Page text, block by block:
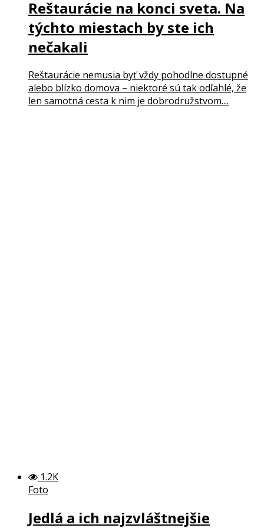
Reštaurácie na konci sveta. Na
týchto miestach by ste ich
nečakali
Reštaurácie nemusia byť vždy pohodlne dostupné
alebo blízko domova – niektoré sú tak odľahlé, že
len samotná cesta k nim je dobrodružstvom....
1.2K
Foto
Jedlá a ich najzvláštnejšie